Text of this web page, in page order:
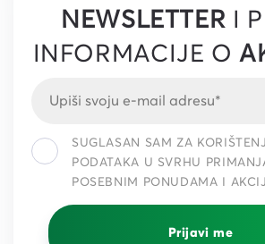
NEWSLETTER I
INFORMACIJE O
SUGLASAN SAM ZA
PODATAKA U SVRHU
POSEBNIM PONUDAMA I
Prijavi me